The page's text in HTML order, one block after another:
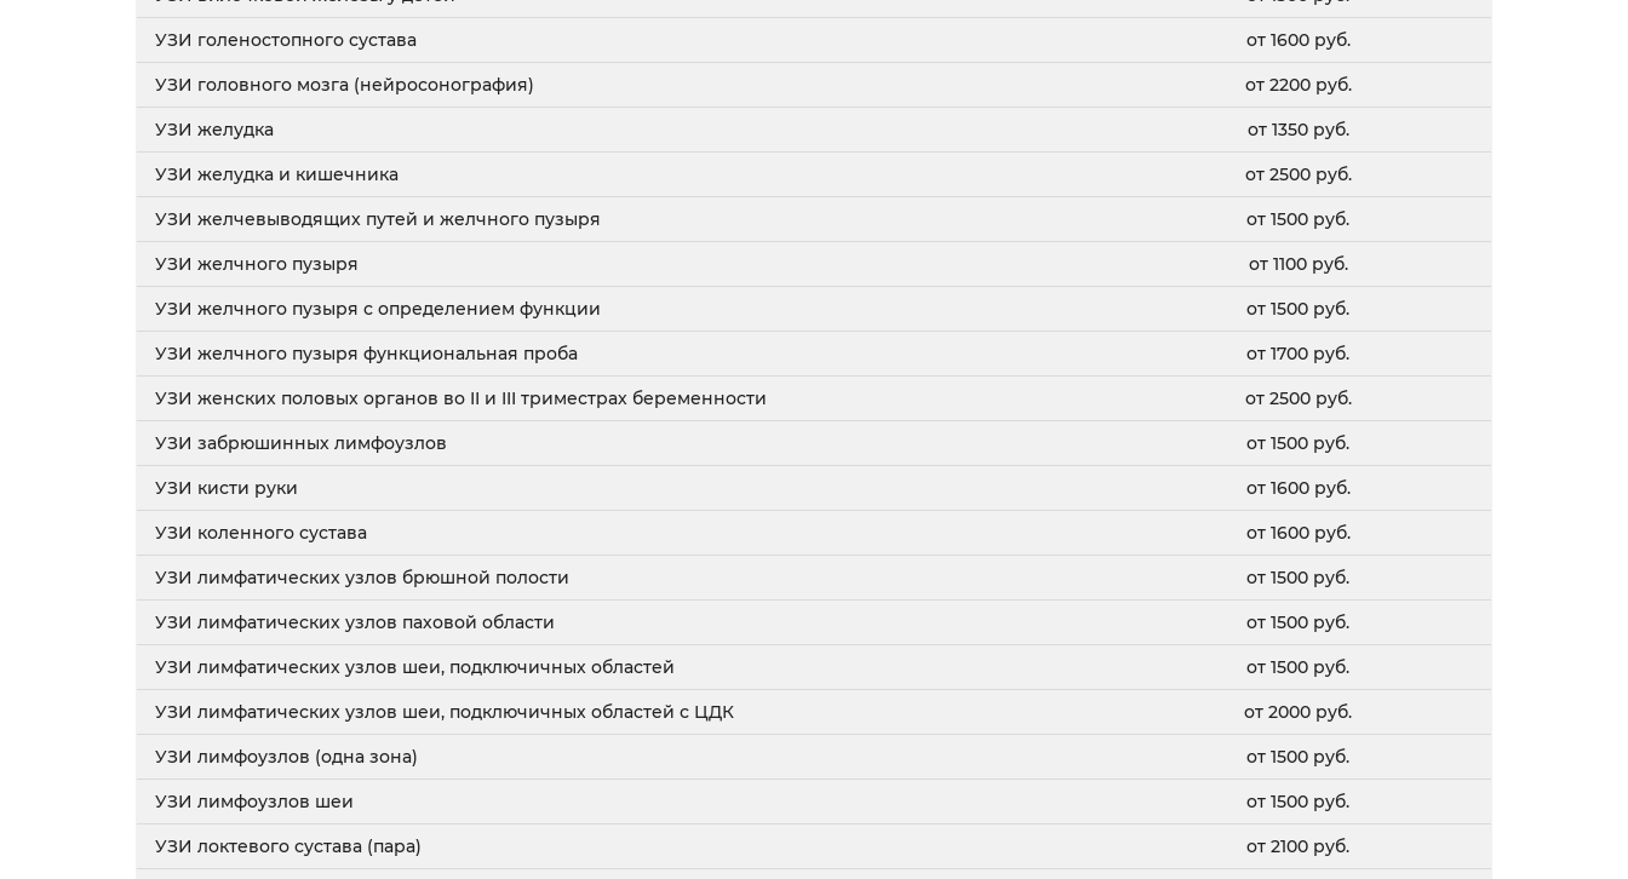
УЗИ голеностопного сустава от 1600 руб.
УЗИ головного мозга (нейросонография) от 2200 руб.
УЗИ желудка от 1350 руб.
УЗИ желудка и кишечника от 2500 руб.
УЗИ желчевыводящих путей и желчного пузыря от 1500 руб.
УЗИ желчного пузыря от 1100 руб.
УЗИ желчного пузыря с определением функции от 1500 руб.
УЗИ желчного пузыря функциональная проба от 1700 руб.
УЗИ женских половых органов во II и III триместрах беременности от 2500 руб.
УЗИ забрюшинных лимфоузлов от 1500 руб.
УЗИ кисти руки от 1600 руб.
УЗИ коленного сустава от 1600 руб.
УЗИ лимфатических узлов брюшной полости от 1500 руб.
УЗИ лимфатических узлов паховой области от 1500 руб.
УЗИ лимфатических узлов шеи, подключичных областей от 1500 руб.
УЗИ лимфатических узлов шеи, подключичных областей с ЦДК от 2000 руб.
УЗИ лимфоузлов (одна зона) от 1500 руб.
УЗИ лимфоузлов шеи от 1500 руб.
УЗИ локтевого сустава (пара) от 2100 руб.